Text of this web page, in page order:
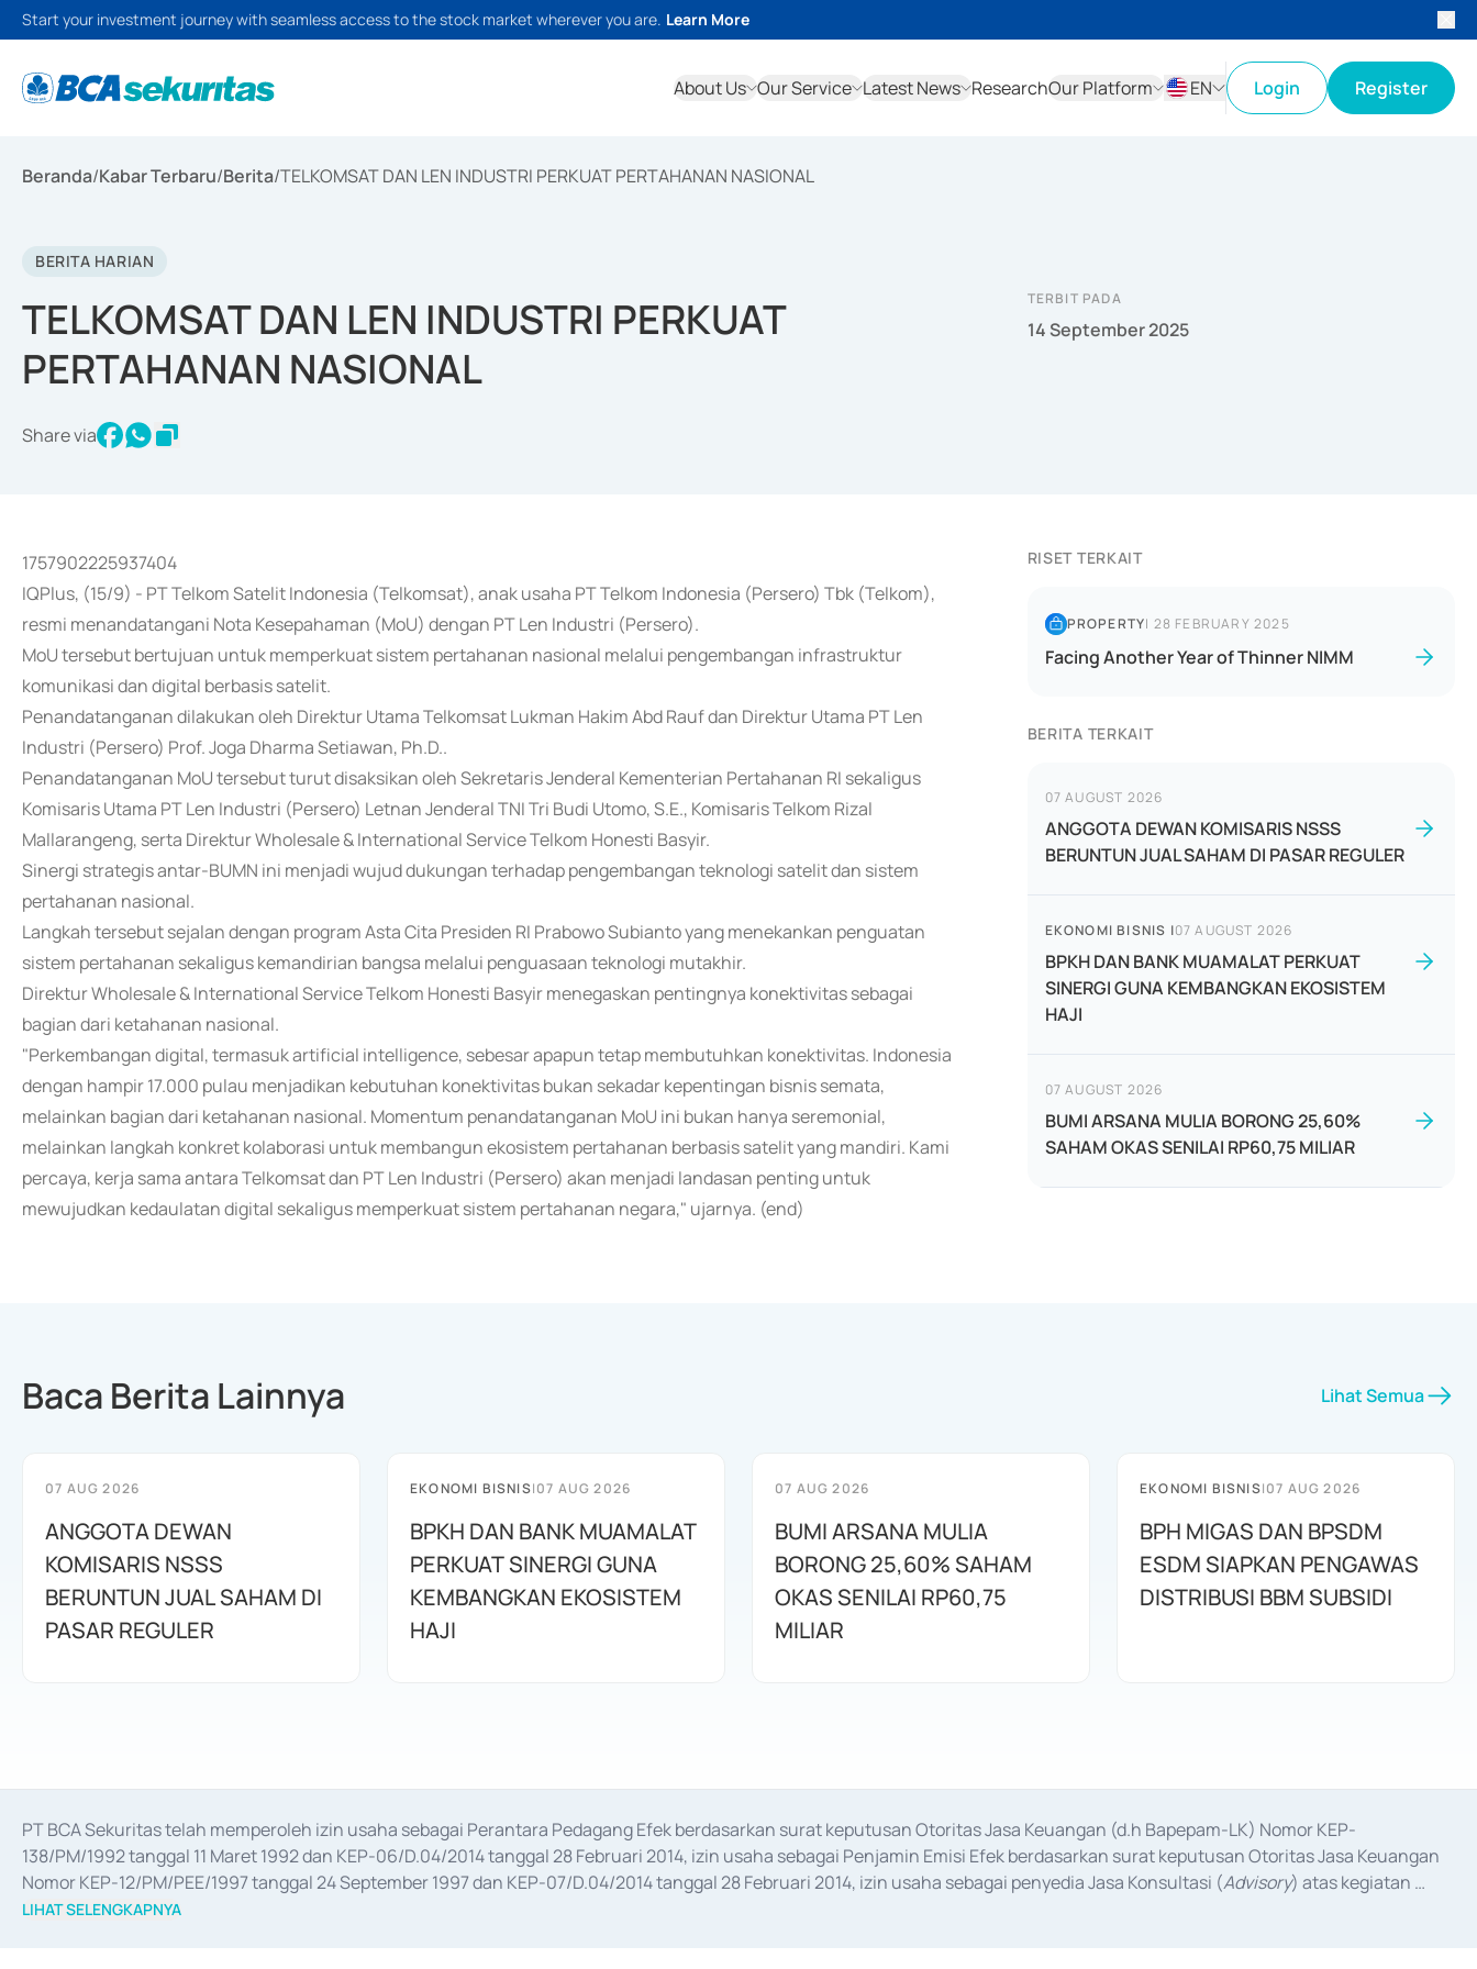
Start your investment journey with seamless access to the stock market wherever you are. Learn More
About Us Our Service Latest News ResearchOur Platform
EN
Login Register
Beranda/Kabar Terbaru/Berita/TELKOMSAT DAN LEN INDUSTRI PERKUAT PERTAHANAN NASIONAL
BERITA HARIAN
TELKOMSAT DAN LEN INDUSTRI PERKUAT
PERTAHANAN NASIONAL
Share via
TERBIT PADA
14 September 2025
1757902225937404
IQPlus, (15/9) - PT Telkom Satelit Indonesia (Telkomsat), anak usaha PT Telkom Indonesia (Persero) Tbk (Telkom),
resmi menandatangani Nota Kesepahaman (MoU) dengan PT Len Industri (Persero).
MoU tersebut bertujuan untuk memperkuat sistem pertahanan nasional melalui pengembangan infrastruktur
komunikasi dan digital berbasis satelit.
Penandatanganan dilakukan oleh Direktur Utama Telkomsat Lukman Hakim Abd Rauf dan Direktur Utama PT Len
Industri (Persero) Prof. Joga Dharma Setiawan, Ph.D..
Penandatanganan MoU tersebut turut disaksikan oleh Sekretaris Jenderal Kementerian Pertahanan RI sekaligus
Komisaris Utama PT Len Industri (Persero) Letnan Jenderal TNI Tri Budi Utomo, S.E., Komisaris Telkom Rizal
Mallarangeng, serta Direktur Wholesale & International Service Telkom Honesti Basyir.
Sinergi strategis antar-BUMN ini menjadi wujud dukungan terhadap pengembangan teknologi satelit dan sistem
pertahanan nasional.
Langkah tersebut sejalan dengan program Asta Cita Presiden RI Prabowo Subianto yang menekankan penguatan
sistem pertahanan sekaligus kemandirian bangsa melalui penguasaan teknologi mutakhir.
Direktur Wholesale & International Service Telkom Honesti Basyir menegaskan pentingnya konektivitas sebagai
bagian dari ketahanan nasional.
"Perkembangan digital, termasuk artificial intelligence, sebesar apapun tetap membutuhkan konektivitas. Indonesia
dengan hampir 17.000 pulau menjadikan kebutuhan konektivitas bukan sekadar kepentingan bisnis semata,
melainkan bagian dari ketahanan nasional. Momentum penandatanganan MoU ini bukan hanya seremonial,
melainkan langkah konkret kolaborasi untuk membangun ekosistem pertahanan berbasis satelit yang mandiri. Kami
percaya, kerja sama antara Telkomsat dan PT Len Industri (Persero) akan menjadi landasan penting untuk
mewujudkan kedaulatan digital sekaligus memperkuat sistem pertahanan negara," ujarnya. (end)
RISET TERKAIT
PROPERTY| 28 FEBRUARY 2025
Facing Another Year of Thinner NIMM
BERITA TERKAIT
07 AUGUST 2026
ANGGOTA DEWAN KOMISARIS NSSS
BERUNTUN JUAL SAHAM DI PASAR REGULER
EKONOMI BISNIS |07 AUGUST 2026
BPKH DAN BANK MUAMALAT PERKUAT
SINERGI GUNA KEMBANGKAN EKOSISTEM
HAJI
07 AUGUST 2026
BUMI ARSANA MULIA BORONG 25,60%
SAHAM OKAS SENILAI RP60,75 MILIAR
Baca Berita Lainnya Lihat Semua
07 AUG 2026
ANGGOTA DEWAN
KOMISARIS NSSS
BERUNTUN JUAL SAHAM DI
PASAR REGULER
EKONOMI BISNIS|07 AUG 2026
BPKH DAN BANK MUAMALAT
PERKUAT SINERGI GUNA
KEMBANGKAN EKOSISTEM
HAJI
07 AUG 2026
BUMI ARSANA MULIA
BORONG 25,60% SAHAM
OKAS SENILAI RP60,75
MILIAR
EKONOMI BISNIS|07 AUG 2026
BPH MIGAS DAN BPSDM
ESDM SIAPKAN PENGAWAS
DISTRIBUSI BBM SUBSIDI
PT BCA Sekuritas telah memperoleh izin usaha sebagai Perantara Pedagang Efek berdasarkan surat keputusan Otoritas Jasa Keuangan (d.h Bapepam-LK) Nomor KEP-
138/PM/1992 tanggal 11 Maret 1992 dan KEP-06/D.04/2014 tanggal 28 Februari 2014, izin usaha sebagai Penjamin Emisi Efek berdasarkan surat keputusan Otoritas Jasa Keuangan
Nomor KEP-12/PM/PEE/1997 tanggal 24 September 1997 dan KEP-07/D.04/2014 tanggal 28 Februari 2014, izin usaha sebagai penyedia Jasa Konsultasi (Advisory) atas kegiatan
merger, akuisisi, divestasi, dan
LIHAT SELENGKAPNYA